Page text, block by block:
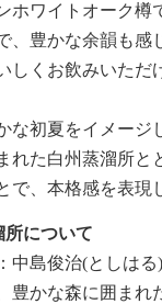
ホワイトオーク樽
、豊かな余韻も感
しくお飲みいただ
な初夏をイメージ
れた白州蒸溜所と
で、本格感を表現
について
中島俊治(としはる
豊かな森に囲まれ